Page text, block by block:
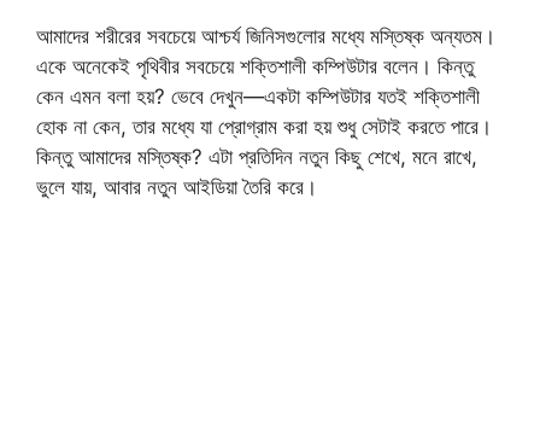
আমাদের শরীরের সবচেয়ে আশ্চর্য জিনিসগুলোর মধ্যে মস্তিষ্ক অন্যতম।
একে অনেকেই পৃথিবীর সবচেয়ে শক্তিশালী কম্পিউটার বলেন। কিন্তু
কেন এমন বলা হয়? ভেবে দেখুন—একটা কম্পিউটার যতই শক্তিশালী
হোক না কেন, তার মধ্যে যা প্রোগ্রাম করা হয় শুধু সেটাই করতে পারে।
কিন্তু আমাদের মস্তিষ্ক? এটা প্রতিদিন নতুন কিছু শেখে, মনে রাখে,
ভুলে যায়, আবার নতুন আইডিয়া তৈরি করে।